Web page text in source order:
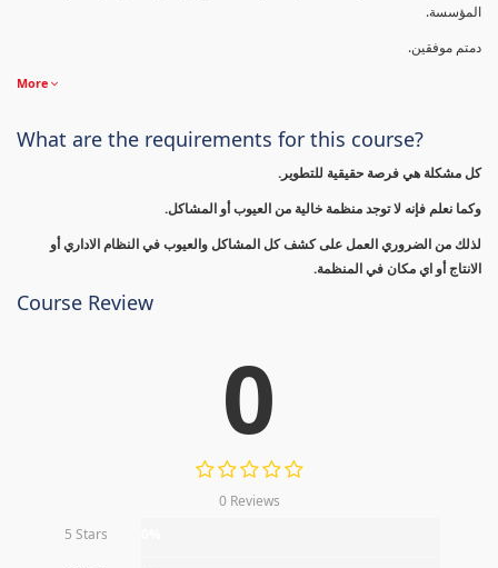
المؤسسة.
دمتم موفقين.
More
What are the requirements for this course?
كل مشكلة هي فرصة حقيقية للتطوير.
وكما نعلم فإنه لا توجد منظمة خالية من العيوب أو المشاكل.
لذلك من الضروري العمل على كشف كل المشاكل والعيوب في النظام الاداري أو
الانتاج أو اي مكان في المنظمة.
Course Review
0
0 Reviews
5 Stars